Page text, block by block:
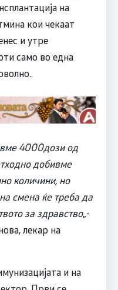
на
кои чекаат
и утре
само во една
4000дози од
добивме
количини, но
смена ќе треба да
за здравство„-
лекар на
и на